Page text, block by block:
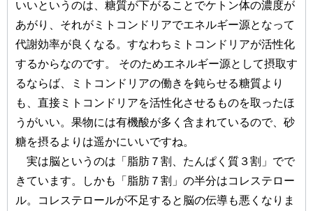
いいというのは、糖質が下がることでケトン体の濃度が
あがり、それがミトコンドリアでエネルギー源となって
代謝効率が良くなる。すなわちミトコンドリアが活性化
するからなのです。 そのためエネルギー源として摂取す
るならば、ミトコンドリアの働きを鈍らせる糖質より
も、直接ミトコンドリアを活性化させるものを取ったほ
うがいい。果物には有機酸が多く含まれているので、砂
糖を摂るよりは遥かにいいですね。
実は脳というのは「脂肪７割、たんぱく質３割」でで
きています。しかも「脂肪７割」の半分はコレステロー
ル。コレステロールが不足すると脳の伝導も悪くなりま